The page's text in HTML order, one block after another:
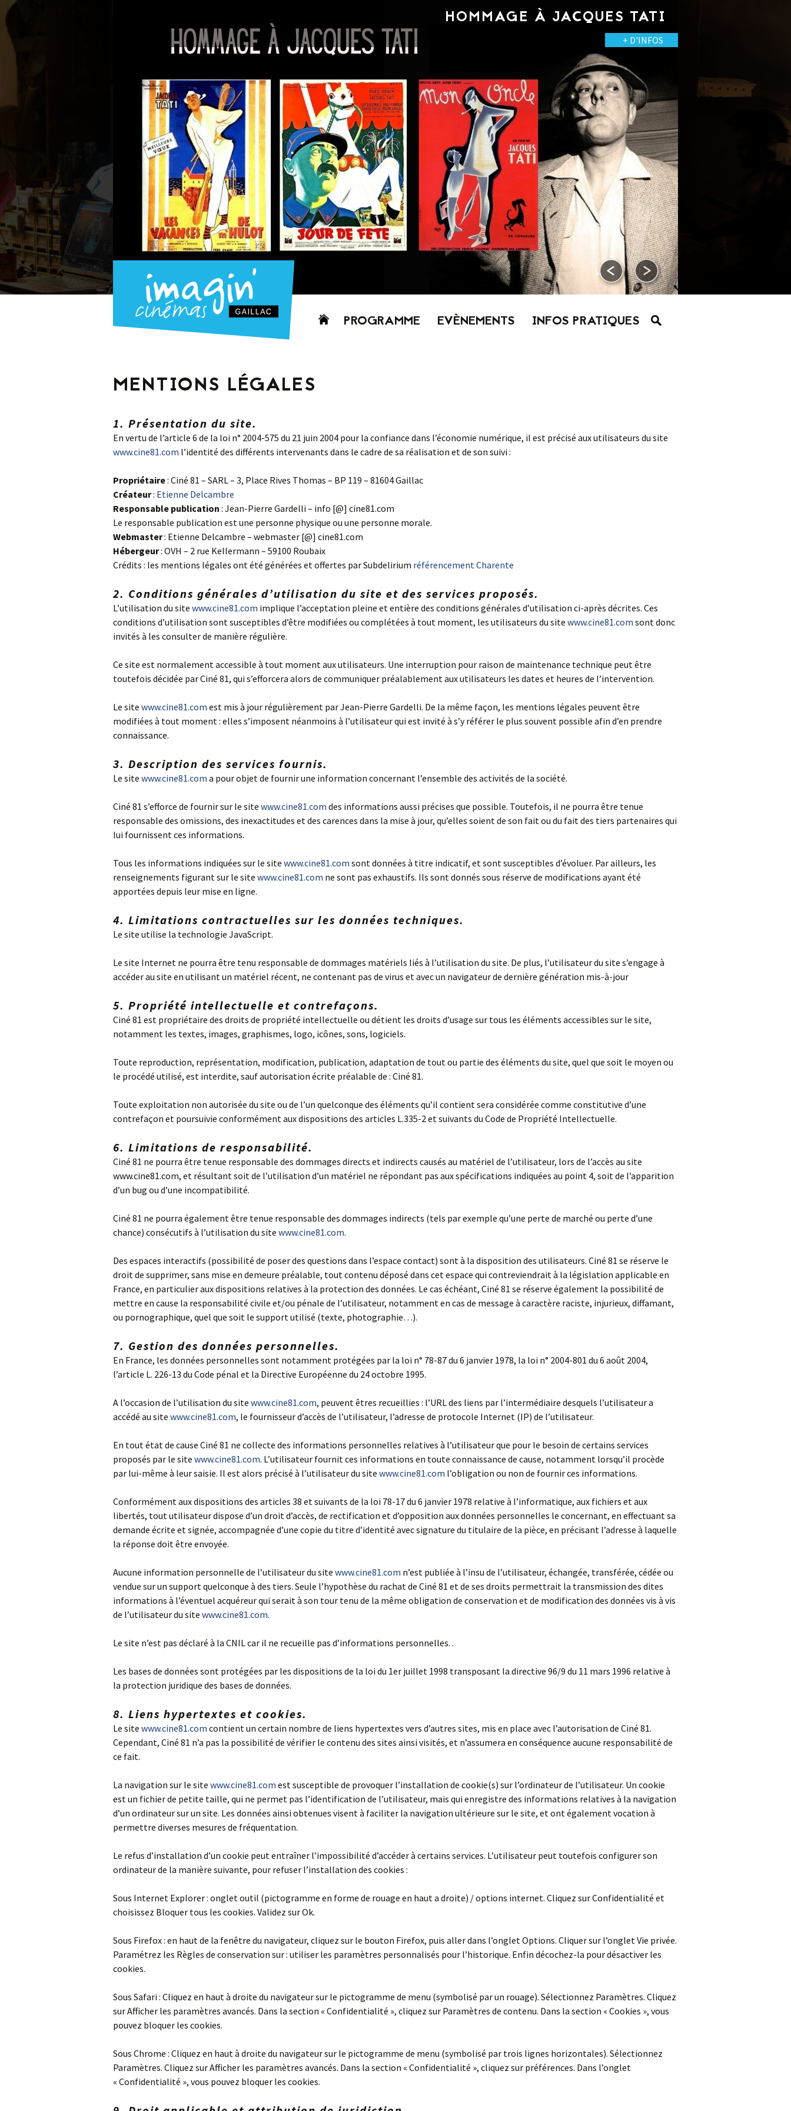
HOMMAGE À JACQUES TATI
+ D'INFOS
Aller
PROGRAMME
PDF
EVÈNEMENTS INFOS PRATIQUES
MENTIONS LÉGALES
1. Présentation du site.
En vertu de l’article 6 de la loi n° 2004-575 du 21 juin 2004 pour la confiance dans l’économie numérique, il est précisé aux utilisateurs du site
www.cine81.com l’identité des différents intervenants dans le cadre de sa réalisation et de son suivi :
Propriétaire: Ciné 81 – SARL – 3, Place Rives Thomas – BP 119 – 81604 Gaillac
Créateur: Etienne Delcambre
Responsable publication : Jean-Pierre Gardelli – info [@] cine81.com
Le responsable publication est une personne physique ou une personne morale.
Webmaster: Etienne Delcambre – webmaster [@] cine81.com
Hébergeur: OVH – 2 rue Kellermann – 59100 Roubaix
Crédits : les mentions légales ont été générées et offertes par Subdelirium référencement Charente
2. Conditions générales d’utilisation du site et des services proposés.
L’utilisation du site www.cine81.com implique l’acceptation pleine et entière des conditions générales d’utilisation ci-après décrites. Ces
conditions d’utilisation sont susceptibles d’être modifiées ou complétées à tout moment, les utilisateurs du site www.cine81.com sont donc
invités à les consulter de manière régulière.
Ce site est normalement accessible à tout moment aux utilisateurs. Une interruption pour raison de maintenance technique peut être
toutefois décidée par Ciné 81, qui s’efforcera alors de communiquer préalablement aux utilisateurs les dates et heures de l’intervention.
Le site www.cine81.com est mis à jour régulièrement par Jean-Pierre Gardelli. De la même façon, les mentions légales peuvent être
modifiées à tout moment : elles s’imposent néanmoins à l’utilisateur qui est invité à s’y référer le plus souvent possible afin d’en prendre
connaissance.
3. Description des services fournis.
Le site www.cine81.com a pour objet de fournir une information concernant l’ensemble des activités de la société.
Ciné 81 s’efforce de fournir sur le site www.cine81.com des informations aussi précises que possible. Toutefois, il ne pourra être tenue
responsable des omissions, des inexactitudes et des carences dans la mise à jour, qu’elles soient de son fait ou du fait des tiers partenaires qui
lui fournissent ces informations.
Tous les informations indiquées sur le site www.cine81.com sont données à titre indicatif, et sont susceptibles d’évoluer. Par ailleurs, les
renseignements figurant sur le site www.cine81.com ne sont pas exhaustifs. Ils sont donnés sous réserve de modifications ayant été
apportées depuis leur mise en ligne.
4. Limitations contractuelles sur les données techniques.
Le site utilise la technologie JavaScript.
Le site Internet ne pourra être tenu responsable de dommages matériels liés à l’utilisation du site. De plus, l’utilisateur du site s’engage à
accéder au site en utilisant un matériel récent, ne contenant pas de virus et avec un navigateur de dernière génération mis-à-jour
5. Propriété intellectuelle et contrefaçons.
Ciné 81 est propriétaire des droits de propriété intellectuelle ou détient les droits d’usage sur tous les éléments accessibles sur le site,
notamment les textes, images, graphismes, logo, icônes, sons, logiciels.
Toute reproduction, représentation, modification, publication, adaptation de tout ou partie des éléments du site, quel que soit le moyen ou
le procédé utilisé, est interdite, sauf autorisation écrite préalable de : Ciné 81.
Toute exploitation non autorisée du site ou de l’un quelconque des éléments qu’il contient sera considérée comme constitutive d’une
contrefaçon et poursuivie conformément aux dispositions des articles L.335-2 et suivants du Code de Propriété Intellectuelle.
6. Limitations de responsabilité.
Ciné 81 ne pourra être tenue responsable des dommages directs et indirects causés au matériel de l’utilisateur, lors de l’accès au site
www.cine81.com, et résultant soit de l’utilisation d’un matériel ne répondant pas aux spécifications indiquées au point 4, soit de l’apparition
d’un bug ou d’une incompatibilité.
Ciné 81 ne pourra également être tenue responsable des dommages indirects (tels par exemple qu’une perte de marché ou perte d’une
chance) consécutifs à l’utilisation du site www.cine81.com.
Des espaces interactifs (possibilité de poser des questions dans l’espace contact) sont à la disposition des utilisateurs. Ciné 81 se réserve le
droit de supprimer, sans mise en demeure préalable, tout contenu déposé dans cet espace qui contreviendrait à la législation applicable en
France, en particulier aux dispositions relatives à la protection des données. Le cas échéant, Ciné 81 se réserve également la possibilité de
mettre en cause la responsabilité civile et/ou pénale de l’utilisateur, notamment en cas de message à caractère raciste, injurieux, diffamant,
ou pornographique, quel que soit le support utilisé (texte, photographie…).
7. Gestion des données personnelles.
En France, les données personnelles sont notamment protégées par la loi n° 78-87 du 6 janvier 1978, la loi n° 2004-801 du 6 août 2004,
l’article L. 226-13 du Code pénal et la Directive Européenne du 24 octobre 1995.
A l’occasion de l’utilisation du site www.cine81.com, peuvent êtres recueillies : l’URL des liens par l’intermédiaire desquels l’utilisateur a
accédé au site www.cine81.com, le fournisseur d’accès de l’utilisateur, l’adresse de protocole Internet (IP) de l’utilisateur.
En tout état de cause Ciné 81 ne collecte des informations personnelles relatives à l’utilisateur que pour le besoin de certains services
proposés par le site www.cine81.com. L’utilisateur fournit ces informations en toute connaissance de cause, notamment lorsqu’il procède
par lui-même à leur saisie. Il est alors précisé à l’utilisateur du site www.cine81.com l’obligation ou non de fournir ces informations.
Conformément aux dispositions des articles 38 et suivants de la loi 78-17 du 6 janvier 1978 relative à l’informatique, aux fichiers et aux
libertés, tout utilisateur dispose d’un droit d’accès, de rectification et d’opposition aux données personnelles le concernant, en effectuant sa
demande écrite et signée, accompagnée d’une copie du titre d’identité avec signature du titulaire de la pièce, en précisant l’adresse à laquelle
la réponse doit être envoyée.
Aucune information personnelle de l’utilisateur du site www.cine81.com n’est publiée à l’insu de l’utilisateur, échangée, transférée, cédée ou
vendue sur un support quelconque à des tiers. Seule l’hypothèse du rachat de Ciné 81 et de ses droits permettrait la transmission des dites
informations à l’éventuel acquéreur qui serait à son tour tenu de la même obligation de conservation et de modification des données vis à vis
de l’utilisateur du site www.cine81.com.
Le site n’est pas déclaré à la CNIL car il ne recueille pas d’informations personnelles. .
Les bases de données sont protégées par les dispositions de la loi du 1er juillet 1998 transposant la directive 96/9 du 11 mars 1996 relative à
la protection juridique des bases de données.
8. Liens hypertextes et cookies.
Le site www.cine81.com contient un certain nombre de liens hypertextes vers d’autres sites, mis en place avec l’autorisation de Ciné 81.
Cependant, Ciné 81 n’a pas la possibilité de vérifier le contenu des sites ainsi visités, et n’assumera en conséquence aucune responsabilité de
ce fait.
La navigation sur le site www.cine81.com est susceptible de provoquer l’installation de cookie(s) sur l’ordinateur de l’utilisateur. Un cookie
est un fichier de petite taille, qui ne permet pas l’identification de l’utilisateur, mais qui enregistre des informations relatives à la navigation
d’un ordinateur sur un site. Les données ainsi obtenues visent à faciliter la navigation ultérieure sur le site, et ont également vocation à
permettre diverses mesures de fréquentation.
Le refus d’installation d’un cookie peut entraîner l’impossibilité d’accéder à certains services. L’utilisateur peut toutefois configurer son
ordinateur de la manière suivante, pour refuser l’installation des cookies :
Sous Internet Explorer : onglet outil (pictogramme en forme de rouage en haut a droite) / options internet. Cliquez sur Confidentialité et
choisissez Bloquer tous les cookies. Validez sur Ok.
Sous Firefox : en haut de la fenêtre du navigateur, cliquez sur le bouton Firefox, puis aller dans l’onglet Options. Cliquer sur l’onglet Vie privée.
Paramétrez les Règles de conservation sur : utiliser les paramètres personnalisés pour l’historique. Enfin décochez-la pour désactiver les
cookies.
Sous Safari : Cliquez en haut à droite du navigateur sur le pictogramme de menu (symbolisé par un rouage). Sélectionnez Paramètres. Cliquez
sur Afficher les paramètres avancés. Dans la section « Confidentialité », cliquez sur Paramètres de contenu. Dans la section « Cookies », vous
pouvez bloquer les cookies.
Sous Chrome : Cliquez en haut à droite du navigateur sur le pictogramme de menu (symbolisé par trois lignes horizontales). Sélectionnez
Paramètres. Cliquez sur Afficher les paramètres avancés. Dans la section « Confidentialité », cliquez sur préférences. Dans l’onglet
« Confidentialité », vous pouvez bloquer les cookies.